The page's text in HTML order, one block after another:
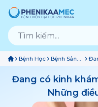
Bệnh Học
Bệnh Sản
Phụ Khoa
Đang có kinh
Những